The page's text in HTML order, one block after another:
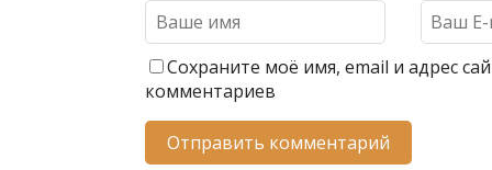
Сохраните моё имя, email и адрес
комментариев